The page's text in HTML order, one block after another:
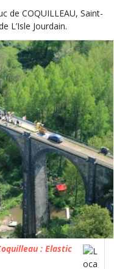
de COQUILLEAU, Saint-
L’Isle Jourdain.
: Elastic